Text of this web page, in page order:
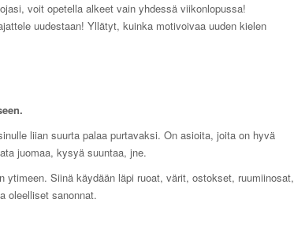
voit opetella alkeet vain yhdessä viikonlopussa!
uudestaan! Yllätyt, kuinka motivoivaa uuden kielen
liian suurta palaa purtavaksi. On asioita, joita on hyvä
juomaa, kysyä suuntaa, jne.
ytimeen. Siinä käydään läpi ruoat, värit, ostokset, ruumiinosat,
oleelliset sanonnat.